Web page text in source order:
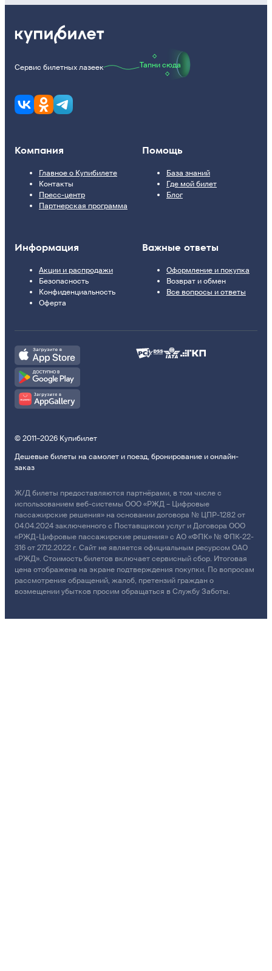
Сервис билетных лазеек Тапни сюда
Компания
Главное о Купибилете
Контакты
Пресс-центр
Партнерская программа
Помощь
База знаний
Где мой билет
Блог
Информация
Акции и распродажи
Безопасность
Конфиденциальность
Оферта
Важные ответы
Оформление и покупка
Возврат и обмен
Все вопросы и ответы
© 2011–2026 Купибилет
Дешевые билеты на самолет и поезд, бронирование и онлайн-
заказ
Ж/Д билеты предоставляются партнёрами, в том числе с
использованием веб-системы ООО «РЖД – Цифровые
пассажирские решения» на основании договора № ЦПР-1282 от
04.04.2024 заключенного с Поставщиком услуг и Договора ООО
«РЖД-Цифровые пассажирские решения» с АО «ФПК» № ФПК-22-
316 от 27.12.2022 г. Сайт не является официальным ресурсом ОАО
«РЖД». Стоимость билетов включает сервисный сбор. Итоговая
цена отображена на экране подтверждения покупки. По вопросам
рассмотрения обращений, жалоб, претензий граждан о
возмещении убытков просим обращаться в Службу Заботы.